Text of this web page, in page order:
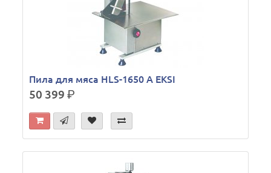
Пила для мяса HLS-1650 A EKSI
50 399р.